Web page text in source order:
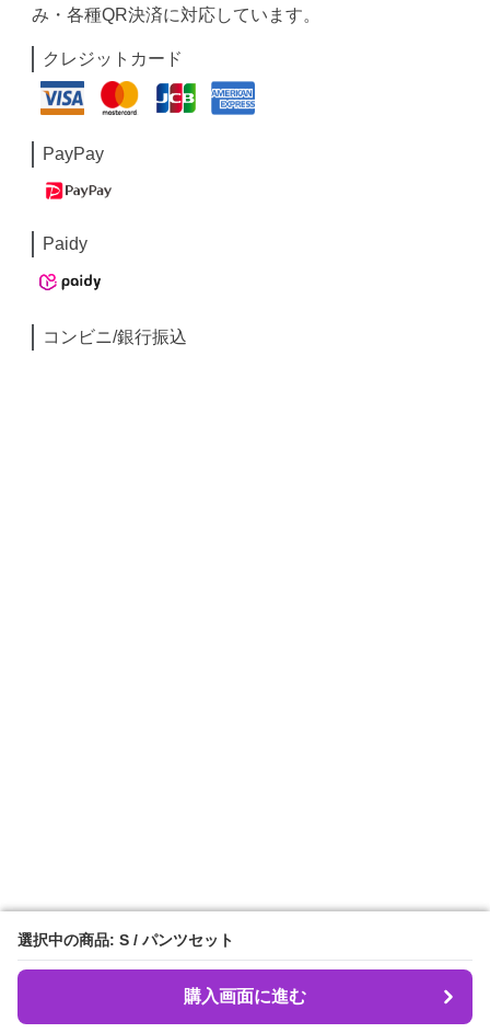
選択中の商品: S / パンツセット
購入画面に進む
選択中の商品: S / パンツセット
購入画面に進む
み・各種QR決済に対応しています。
クレジットカード
PayPay
Paidy
コンビニ/銀行振込